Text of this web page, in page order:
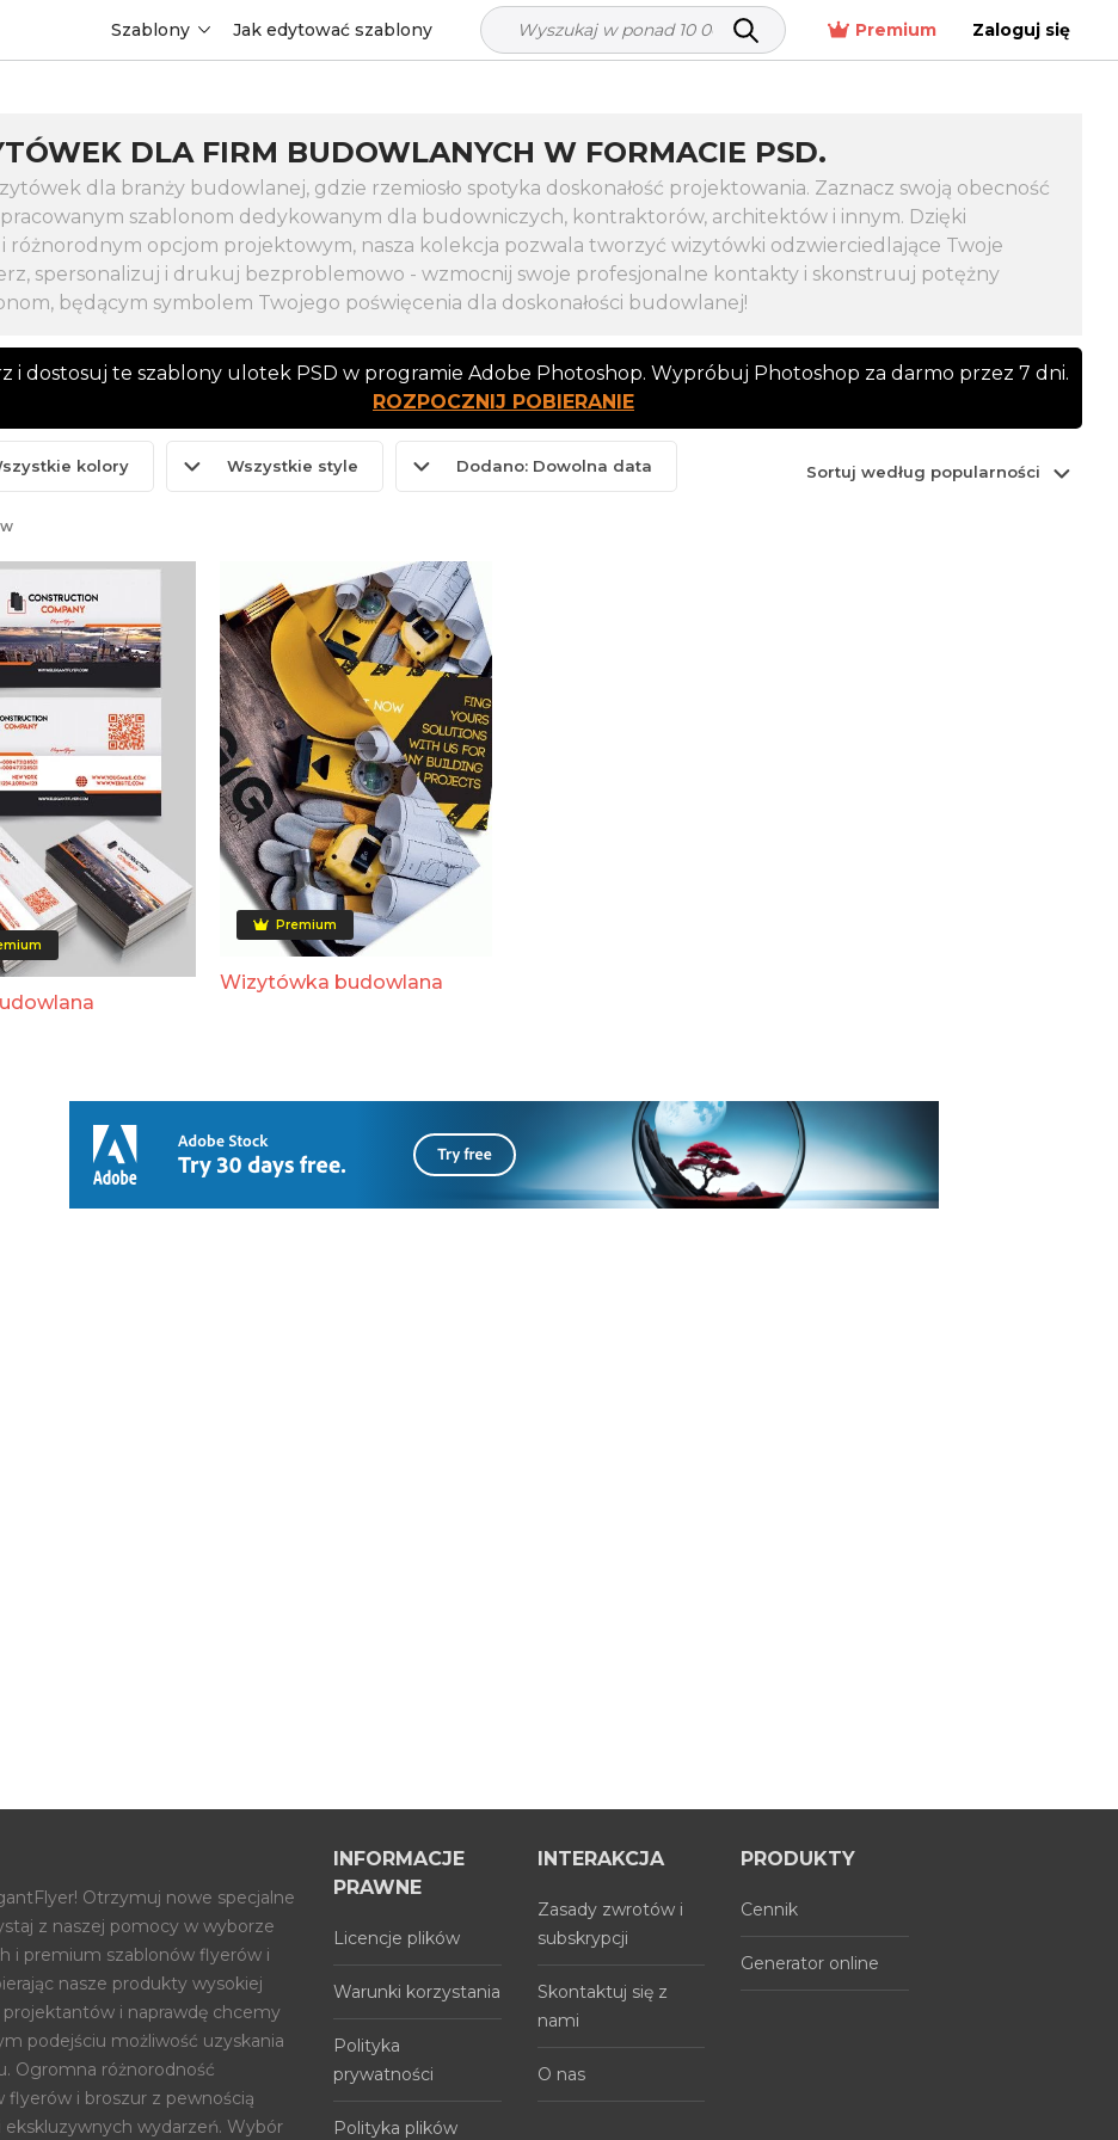
Szablony Jak edytować szablony Premium Zaloguj się
DLA FIRM BUDOWLANYCH W FORMACIE PSD.
dla branży budowlanej, gdzie rzemiosło spotyka doskonałość projektowania. Zaznacz swoją obecność
szablonom dedykowanym dla budowniczych, kontraktorów, architektów i innym. Dzięki
różnorodnym opcjom projektowym, nasza kolekcja pozwala tworzyć wizytówki odzwierciedlające Twoje
spersonalizuj i drukuj bezproblemowo - wzmocnij swoje profesjonalne kontakty i skonstruuj potężny
będącym symbolem Twojego poświęcenia dla doskonałości budowlanej!
i dostosuj te szablony ulotek PSD w programie Adobe Photoshop. Wypróbuj Photoshop za darmo przez 7 dni.
ROZPOCZNIJ POBIERANIE
kolory Wszystkie style Dodano: Dowolna data Sortuj według popularności
Premium
Wizytówka budowlana
Otrzymuj nowe specjalne
z naszej pomocy w wyborze
i premium szablonów flyerów i
nasze produkty wysokiej
i naprawdę chcemy
podejściu możliwość uzyskania
Ogromna różnorodność
i broszur z pewnością
wydarzeń. Wybór
INFORMACJE
PRAWNE
Licencje plików
Warunki korzystania
Polityka
prywatności
Polityka plików
INTERAKCJA
Zasady zwrotów i
subskrypcji
Skontaktuj się z
nami
O nas
PRODUKTY
Cennik
Generator online